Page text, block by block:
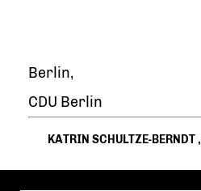
Berlin,
CDU Berlin
KATRIN SCHULTZE-BERNDT,